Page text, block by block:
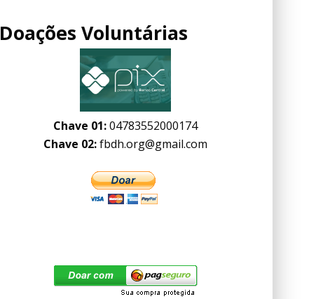
Doações Voluntárias
Chave 01:04783552000174
Chave 02:fbdh.org@gmail.com